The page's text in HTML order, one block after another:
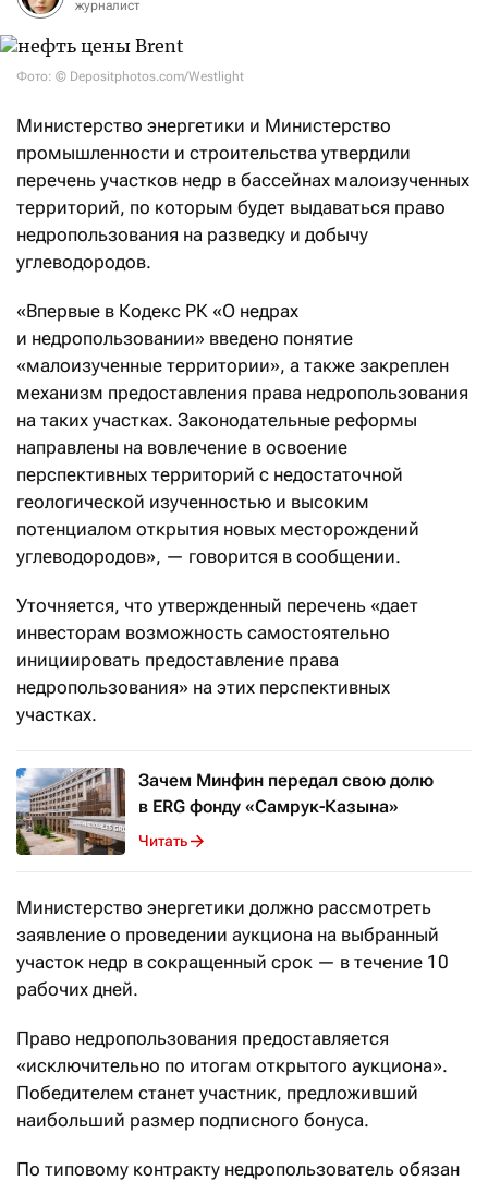
журналист
Фото: © Depositphotos.com/Westlight
Министерство энергетики и Министерство
промышленности и строительства утвердили
перечень участков недр в бассейнах малоизученных
территорий, по которым будет выдаваться право
недропользования на разведку и добычу
углеводородов.
«Впервые в Кодекс РК «О недрах
и недропользовании» введено понятие
«малоизученные территории», а также закреплен
механизм предоставления права недропользования
на таких участках. Законодательные реформы
направлены на вовлечение в освоение
перспективных территорий с недостаточной
геологической изученностью и высоким
потенциалом открытия новых месторождений
углеводородов», — говорится в сообщении.
Уточняется, что утвержденный перечень «дает
инвесторам возможность самостоятельно
инициировать предоставление права
недропользования» на этих перспективных
участках.
Зачем Минфин передал свою долю
в ERG фонду «Самрук-Казына»
Читать
Министерство энергетики должно рассмотреть
заявление о проведении аукциона на выбранный
участок недр в сокращенный срок — в течение 10
рабочих дней.
Право недропользования предоставляется
«исключительно по итогам открытого аукциона».
Победителем станет участник, предложивший
наибольший размер подписного бонуса.
По типовому контракту недропользователь обязан